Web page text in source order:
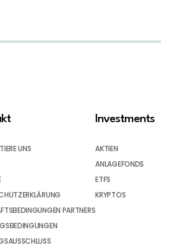
UNS
PARTNERS
Investments
AKTIEN
ANLAGEFONDS
ETFS
KRYPTOS